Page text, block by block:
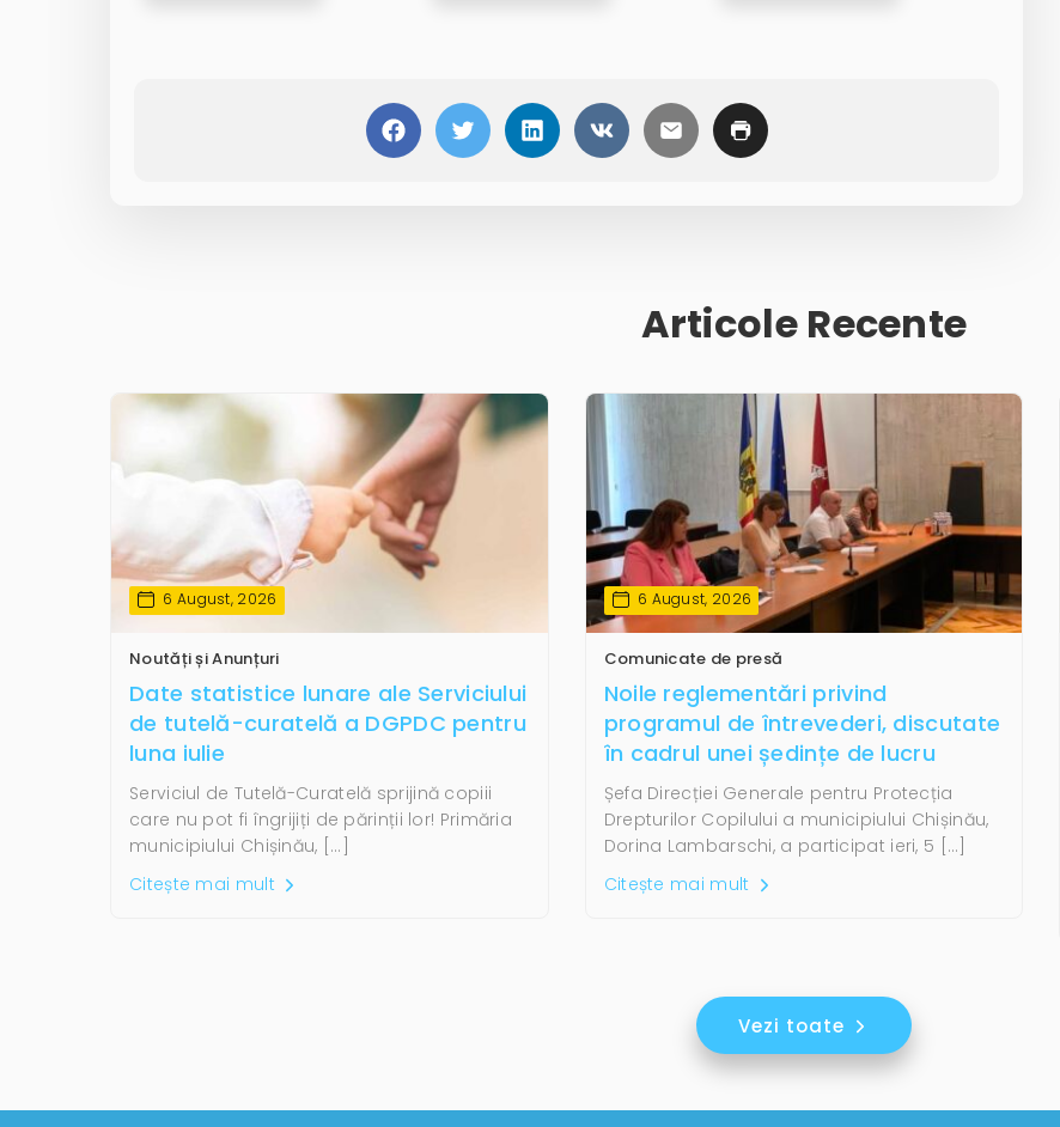
Articole Recente
6 August, 2026
Noutăți și Anunțuri
Date statistice lunare ale Serviciului
de tutelă-curatelă a DGPDC pentru
luna iulie
Serviciul de Tutelă-Curatelă sprijină copiii
care nu pot fi îngrijiți de părinții lor! Primăria
municipiului Chișinău, […]
Citește mai mult
6 August, 2026
Comunicate de presă
Noile reglementări privind
programul de întrevederi, discutate
în cadrul unei ședințe de lucru
Șefa Direcției Generale pentru Protecția
Drepturilor Copilului a municipiului Chișinău,
Dorina Lambarschi, a participat ieri, 5 […]
Citește mai mult
Vezi toate